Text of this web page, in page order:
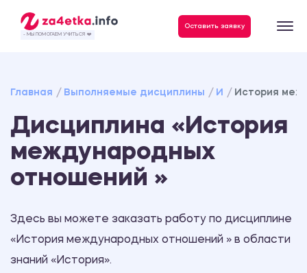
- МЫ ПОМОГАЕМ УЧИТЬСЯ ❤️
Оставить заявку
Главная Выполняемые дисциплины И История
Дисциплина «История
международных
отношений »
Здесь вы можете заказать работу по дисциплине
«История международных отношений » в области
знаний «История».